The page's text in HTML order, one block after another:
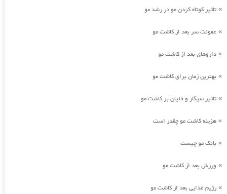
» تاثیر کوتاه کردن مو در رشد مو
» عفونت سر بعد از کاشت مو
» داروهای بعد از کاشت مو
» بهترین زمان برای کاشت مو
» تاثیر سیگار و قلیان بر کاشت مو
» هزینه کاشت مو چقدر است
» بانک مو چیست
» ورزش بعد از کاشت مو
» رژیم غذایی بعد از کاشت مو